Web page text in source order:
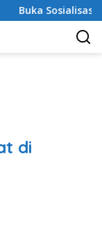
Akbar
di